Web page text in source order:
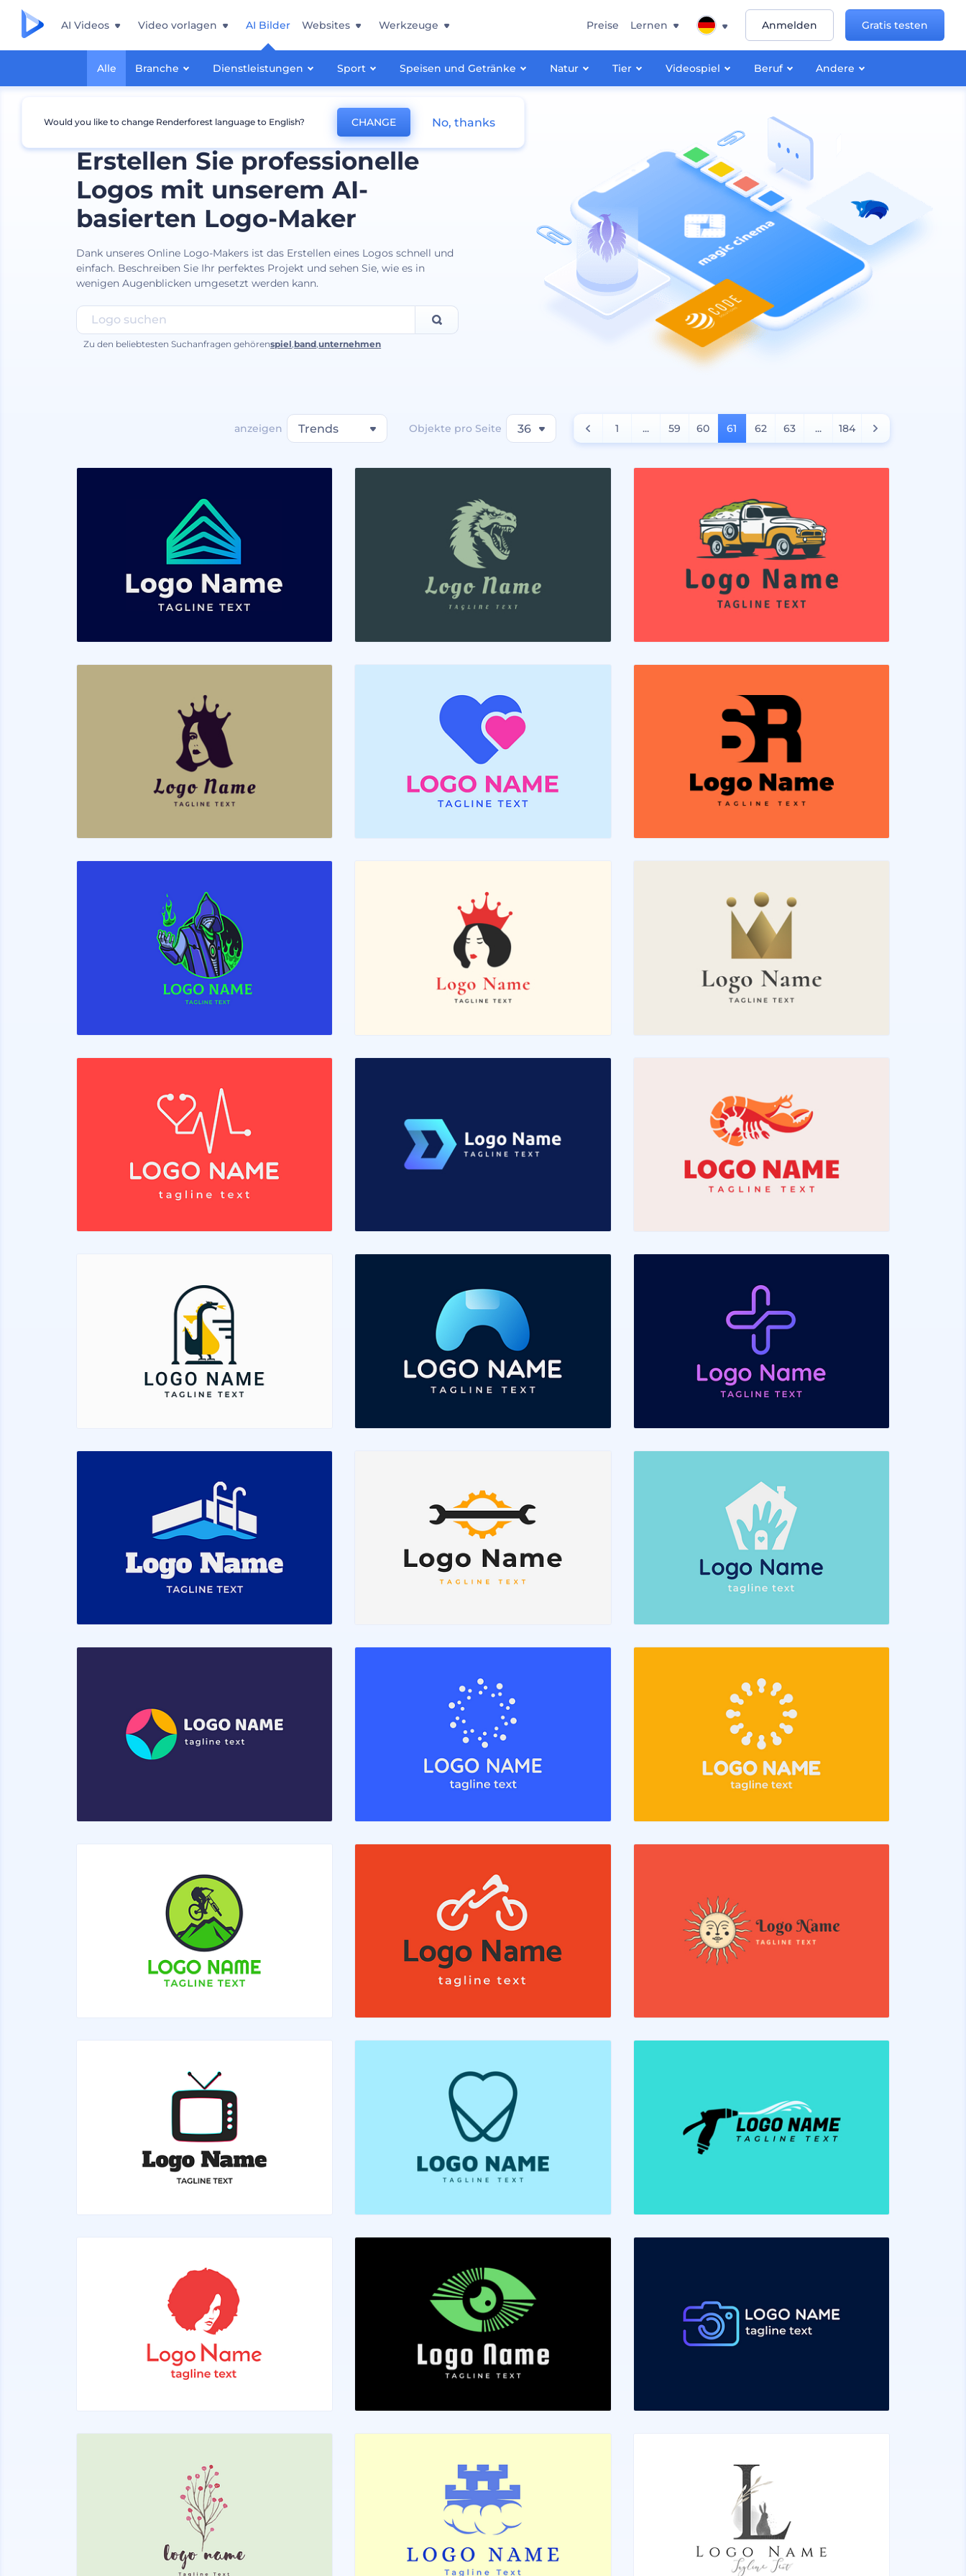
AI Videos Video vorlagen AI Bilder
Alle Branche Dienstleistungen Sport Speisen und Getränke Natur Tier Videospiel Beruf Andere
Websites Werkzeuge Preise Lernen Anmelden Gratis testen
Erstellen Sie professionelle
Logos mit unserem AI-
basierten Logo-Maker
Dank unseres Online Logo-Makers ist das Erstellen eines Logos schnell und
einfach. Beschreiben Sie Ihr perfektes Projekt und sehen Sie, wie es in
wenigen Augenblicken umgesetzt werden kann.
Zu den beliebtesten Suchanfragen gehörenspiel band ,unternehmen
anzeigen Trends Objekte pro Seite 36 1 ... 59 60 61 62 63 ... 184
Would you like to change Renderforest language to English? CHANGE No, thanks